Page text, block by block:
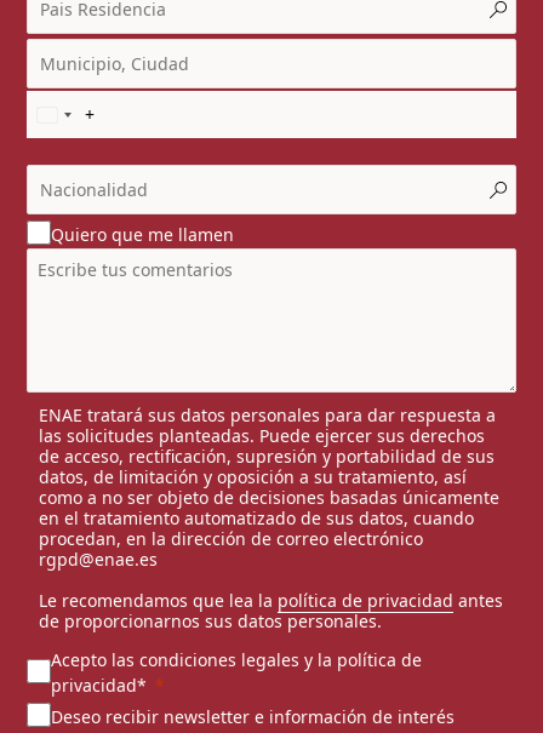
Quiero que me llamen
ENAE tratará sus datos personales para dar respuesta a
las solicitudes planteadas. Puede ejercer sus derechos
de acceso, rectificación, supresión y portabilidad de sus
datos, de limitación y oposición a su tratamiento, así
como a no ser objeto de decisiones basadas únicamente
en el tratamiento automatizado de sus datos, cuando
procedan, en la dirección de correo electrónico
rgpd@enae.es
Le recomendamos que lea la política de privacidad antes
de proporcionarnos sus datos personales.
Acepto las condiciones legales y la política de
privacidad*
Deseo recibir newsletter e información de interés